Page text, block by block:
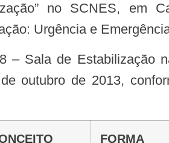
no SCNES, em
Urgência e
outubro de 2013,
FORMA DE